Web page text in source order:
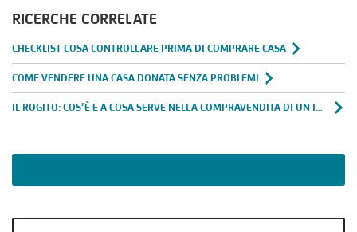
RICERCHE CORRELATE
CHECKLIST COSA CONTROLLARE PRIMA DI COMPRARE CASA
COME VENDERE UNA CASA DONATA SENZA PROBLEMI
IL ROGITO: COS’È E A COSA SERVE NELLA COMPRAVENDITA DI UN IMMOBILE